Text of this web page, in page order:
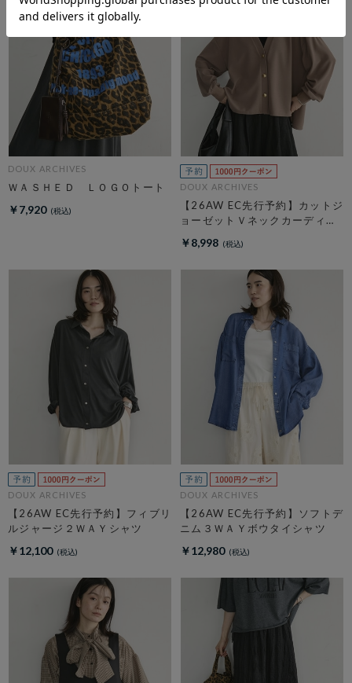
DOUX ARCHIVES
ＷＡＳＨＥＤ ＬＯＧＯトート
￥7,920
DOUX ARCHIVES
【26AW EC先行予約】カットジ
ョーゼットＶネックカーディガ
￥8,998
DOUX ARCHIVES
【26AW EC先行予約】フィブリ
ルジャージ２ＷＡＹシャツ
￥12,100
DOUX ARCHIVES
【26AW EC先行予約】ソフトデ
ニム３ＷＡＹボウタイシャツ
￥12,980